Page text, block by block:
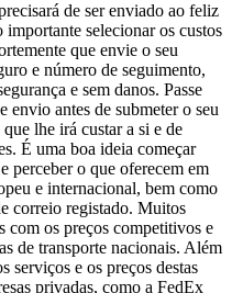
de ser enviado ao feliz
selecionar os custos
que envie o seu
e número de seguimento,
e sem danos. Passe
envio antes de submeter o seu
lhe irá custar a si e de
É uma boa ideia começar
perceber o que oferecem em
e internacional, bem como
correio registado. Muitos
com os preços competitivos e
de transporte nacionais. Além
serviços e os preços destas
privadas, como a FedEx